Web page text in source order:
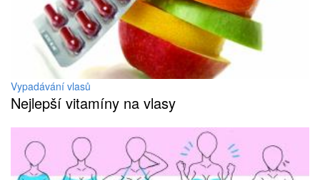
Vypadávání vlasů
Nejlepší vitamíny na vlasy